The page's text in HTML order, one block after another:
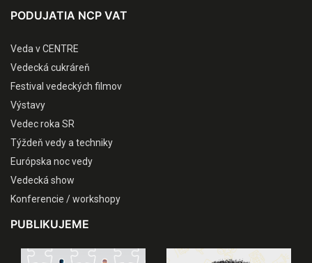
PODUJATIA NCP VAT
Veda v CENTRE
Vedecká cukráreň
Festival vedeckých filmov
Výstavy
Vedec roka SR
Týždeň vedy a techniky
Európska noc vedy
Vedecká show
Konferencie / workshopy
PUBLIKUJEME